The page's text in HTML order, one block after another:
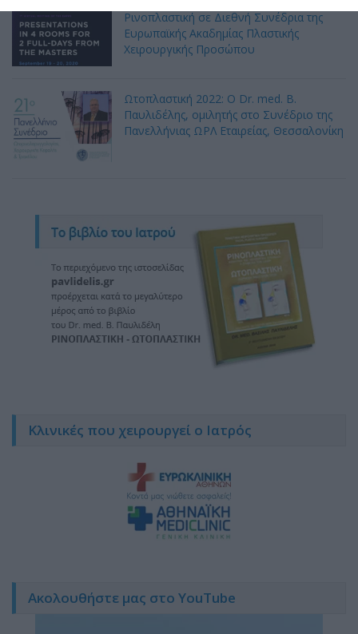
Ρινοπλαστική σε Διεθνή Συνέδρια της
Ευρωπαϊκής Ακαδημίας Πλαστικής
Χειρουργικής Προσώπου
Ωτοπλαστική 2022: Ο Dr. med. B.
Παυλιδέλης, ομιλητής στο Συνέδριο της
Πανελλήνιας ΩΡΛ Εταιρείας, Θεσσαλονίκη
Κλινικές που χειρουργεί ο Ιατρός
Ακολουθήστε μας στο YouTube